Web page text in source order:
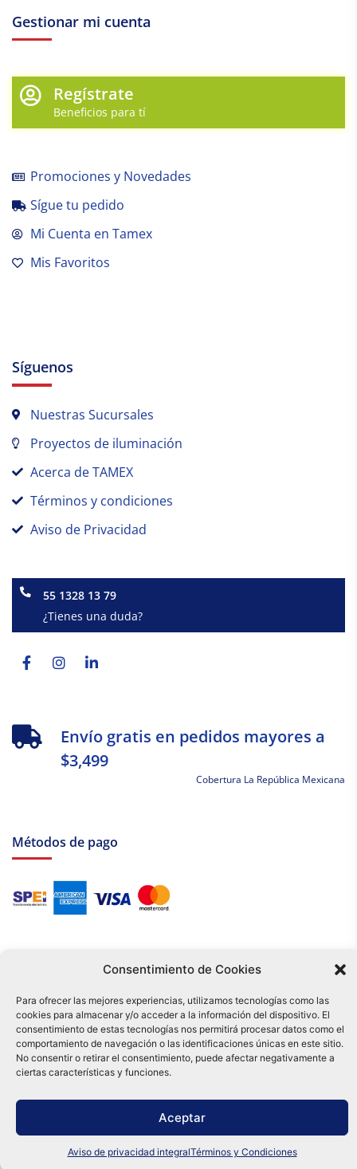
Consentimiento de Cookies
Para ofrecer las mejores experiencias, utilizamos tecnologías como las
cookies para almacenar y/o acceder a la información del dispositivo. El
consentimiento de estas tecnologías nos permitirá procesar datos como el
comportamiento de navegación o las identificaciones únicas en este sitio.
No consentir o retirar el consentimiento, puede afectar negativamente a
ciertas características y funciones.
Aceptar
Aviso de privacidad integralTérminos y Condiciones
Gestionar mi cuenta
Regístrate
Beneficios para tí
Promociones y Novedades
Sígue tu pedido
Mi Cuenta en Tamex
Mis Favoritos
Síguenos
Nuestras Sucursales
Proyectos de iluminación
Acerca de TAMEX
Términos y condiciones
Aviso de Privacidad
55 1328 13 79
¿Tienes una duda?
f
Envío gratis en pedidos mayores a
$3,499
Cobertura La República Mexicana
Métodos de pago
Tu compra es respaldada por nuestro certificado SSL y operada bajo las
mejores prácticas de seguridad.
Distribuidora Tamex - México
e-commerce